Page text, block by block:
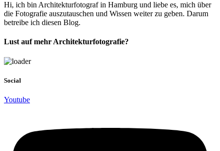
Hi, ich bin Architekturfotograf in Hamburg und liebe es, mich über
die Fotografie auszutauschen und Wissen weiter zu geben. Darum
betreibe ich diesen Blog.
Lust auf mehr Architekturfotografie?
Social
Youtube